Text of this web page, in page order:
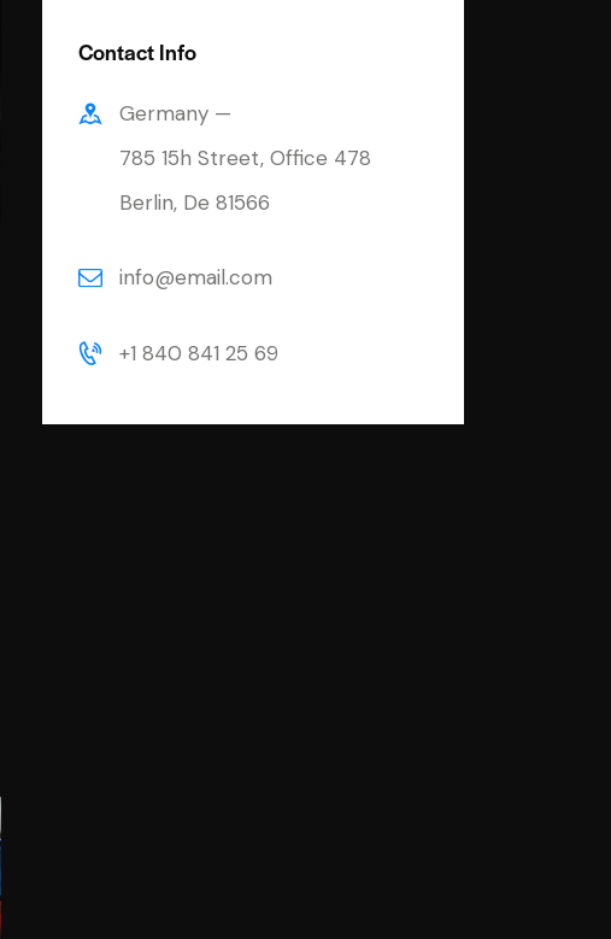
Contact Info
Germany —
785 15h Street, Office 478
Berlin, De 81566
info@email.com
+1 840 841 25 69